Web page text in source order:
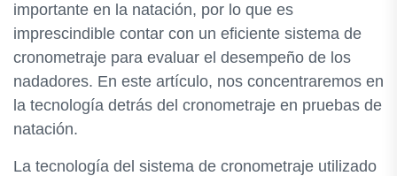
importante en la natación, por lo que es
imprescindible contar con un eficiente sistema de
cronometraje para evaluar el desempeño de los
nadadores. En este artículo, nos concentraremos en
la tecnología detrás del cronometraje en pruebas de
natación.
La tecnología del sistema de cronometraje utilizado